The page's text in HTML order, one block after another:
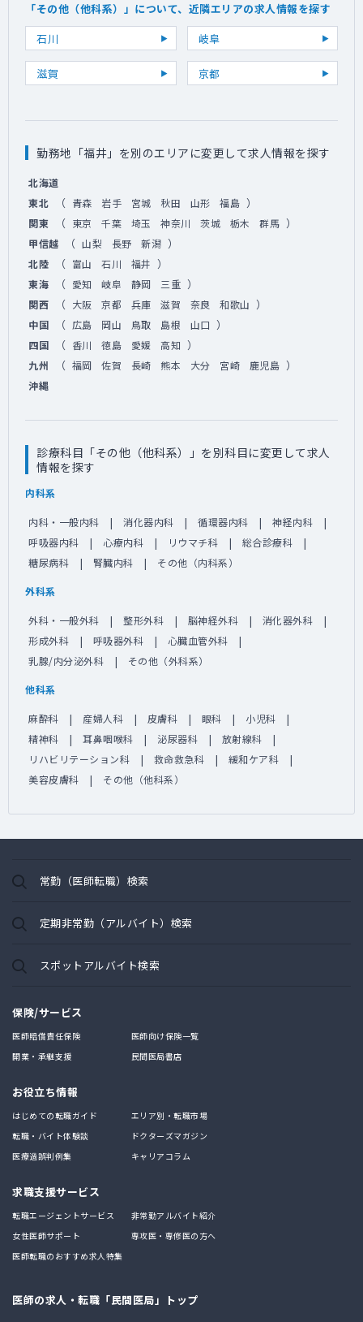
「その他（他科系）」について、近隣エリアの求人情報を探す
石川
岐阜
滋賀 京都
勤務地「福井」を別のエリアに変更して求人情報を探す
北海道
東北
（ 青森 岩手 宮城 秋田 山形 福島 ）
関東 （ 東京 千葉 埼玉 神奈川 茨城 栃木 群馬 ）
甲信越 （ 山梨 長野 新潟 ）
北陸 （ 富山 石川 福井 ）
東海 （ 愛知 岐阜 静岡 三重 ）
関西 （ 大阪 京都 兵庫 滋賀 奈良 和歌山 ）
中国 （ 広島 岡山 鳥取 島根 山口 ）
四国 （ 香川 徳島 愛媛 高知 ）
九州 （ 福岡 佐賀 長崎 熊本 大分 宮崎 鹿児島 ）
沖縄
診療科目「その他（他科系）」を別科目に変更して求人
情報を探す
内科系
内科・一般内科 消化器内科 循環器内科
神経内科
呼吸器内科
心療内科 リウマチ科
総合診療科
糖尿病科
腎臓内科 その他（内科系）
外科系
外科・一般外科 整形外科 脳神経外科
消化器外科
形成外科
呼吸器外科
心臓血管外科
乳腺/内分泌外科
その他（外科系）
他科系
麻酔科 産婦人科 皮膚科 眼科
小児科
精神科
耳鼻咽喉科 泌尿器科
放射線科
リハビリテーション科
救命救急科
緩和ケア科
美容皮膚科
その他（他科系）
常勤（医師転職）検索
定期非常勤（アルバイト）検索
スポットアルバイト検索
保険/サービス
医師賠償責任保険
医師向け保険一覧
開業・承継支援
民間医局書店
お役立ち情報
はじめての転職ガイド
エリア別・転職市場
転職・バイト体験談
ドクターズマガジン
医療過誤判例集
キャリアコラム
求職支援サービス
転職エージェントサービス
非常勤アルバイト紹介
女性医師サポート
専攻医・専修医の方へ
医師転職のおすすめ求人特集
医師の求人・転職「民間医局」トップ